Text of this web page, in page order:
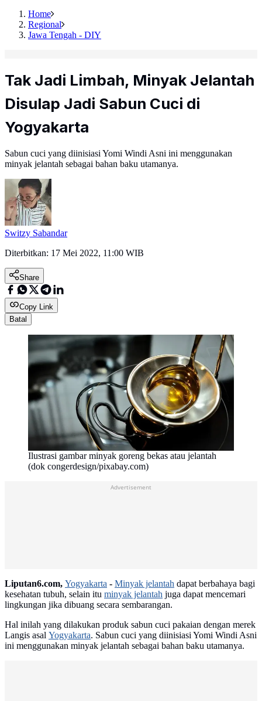
Home
Regional
Jawa Tengah - DIY
Tak Jadi Limbah, Minyak Jelantah
Disulap Jadi Sabun Cuci di
Yogyakarta
Sabun cuci yang diinisiasi Yomi Windi Asni ini menggunakan
minyak jelantah sebagai bahan baku utamanya.
Switzy Sabandar
Diterbitkan: 17 Mei 2022, 11:00 WIB
Share
Copy Link
Batal
Ilustrasi gambar minyak goreng bekas atau jelantah
(dok congerdesign/pixabay.com)
Advertisement
Liputan6.com, Yogyakarta - Minyak jelantah dapat berbahaya bagi
kesehatan tubuh, selain itu minyak jelantah juga dapat mencemari
lingkungan jika dibuang secara sembarangan.
Hal inilah yang dilakukan produk sabun cuci pakaian dengan merek
Langis asal Yogyakarta. Sabun cuci yang diinisiasi Yomi Windi Asni
ini menggunakan minyak jelantah sebagai bahan baku utamanya.